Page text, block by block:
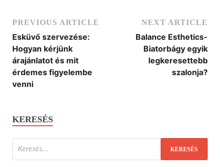
PREVIOUS ARTICLE
Esküvő szervezése:
Hogyan kérjünk
árajánlatot és mit
érdemes figyelembe
venni
NEXT ARTICLE
Balance Esthetics-
Biatorbágy egyik
legkeresettebb
szalonja?
KERESÉS